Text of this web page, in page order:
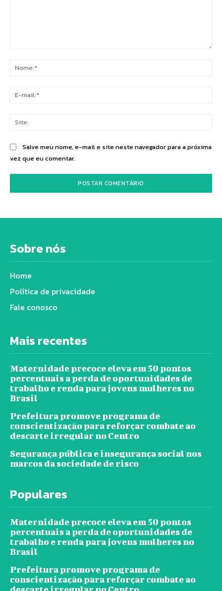
Salve meu nome, e-mail e site neste navegador para a próxima
vez que eu comentar.
Sobre nós
Home
Política de privacidade
Fale conosco
Mais recentes
Maternidade precoce eleva em 50 pontos
percentuais a perda de oportunidades de
trabalho e renda para jovens mulheres no
Brasil
Prefeitura promove programa de
conscientização para reforçar combate ao
descarte irregular no Centro
Segurança pública e insegurança social nos
marcos da sociedade de risco
Populares
Maternidade precoce eleva em 50 pontos
percentuais a perda de oportunidades de
trabalho e renda para jovens mulheres no
Brasil
Prefeitura promove programa de
conscientização para reforçar combate ao